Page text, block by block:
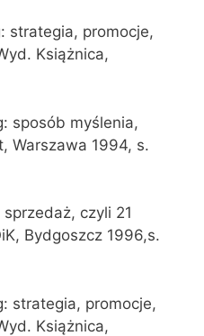
strategia, promocje,
Książnica,
sposób myślenia,
Warszawa 1994, s.
czyli 21
Bydgoszcz 1996,s.
strategia, promocje,
Książnica,